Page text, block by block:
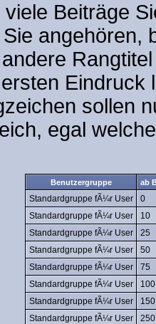
Beiträge
angehören,
sollen
egal
Benutzergruppe ab
Standardgruppe fÃ¼r User
0
Standardgruppe fÃ¼r User
10
Standardgruppe fÃ¼r User
25
Standardgruppe fÃ¼r User
50
Standardgruppe fÃ¼r User
75
Standardgruppe fÃ¼r User
100
Standardgruppe fÃ¼r User
150
Standardgruppe fÃ¼r User
250